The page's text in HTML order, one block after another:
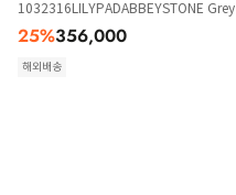
1032316LILYPADABBEYSTONE Grey
25%356,000
해외배송